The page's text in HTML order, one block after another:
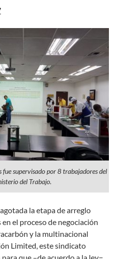
fue supervisado por 8 trabajadores del
del Trabajo.
la etapa de arreglo
el proceso de negociación
y la multinacional
Limited, este sindicato
que –de acuerdo a la ley−,